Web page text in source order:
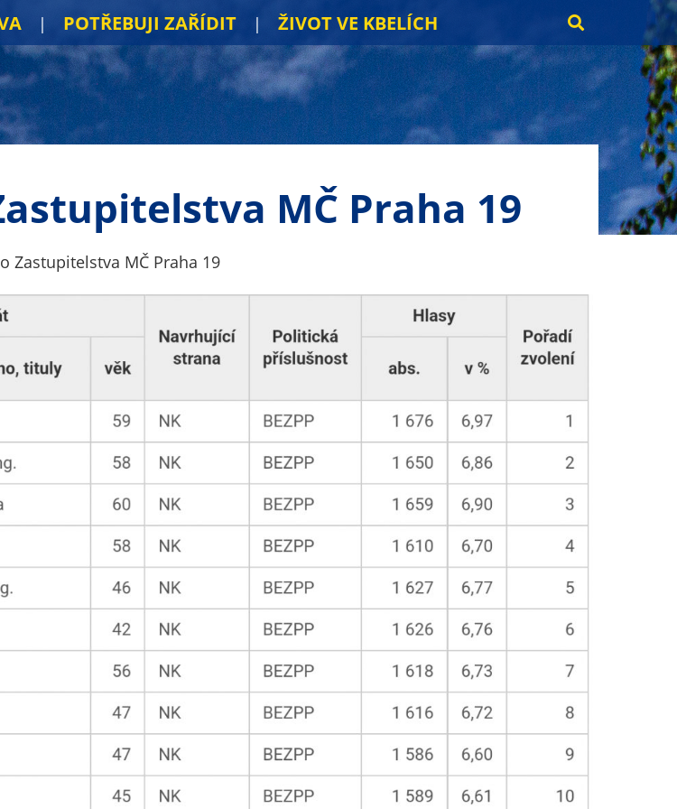
POTŘEBUJI ZAŘÍDIT ŽIVOT VE KBELÍCH
MČ Praha 19
Zastupitelstva MČ Praha 19
Technické
cookies
cookies jsou
nezbytné pro
správné
fungování
webu a všech
funkcí, které
Nepožadujeme
Váš souhlas s
využitím
technických
cookies na
našem webu. Z
tohoto důvodu
technické
cookies